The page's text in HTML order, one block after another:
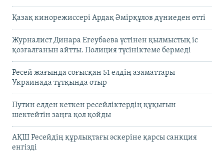
Қазақ кинорежиссері Ардақ Әмірқұлов дүниеден өтті
Журналист Динара Егеубаева үстінен қылмыстық іс
қозғалғанын айтты. Полиция түсініктеме бермеді
Ресей жағында соғысқан 51 елдің азаматтары
Украинада тұтқында отыр
Путин елден кеткен ресейліктердің құқығын
шектейтін заңға қол қойды
АҚШ Ресейдің құрлықтағы әскеріне қарсы санкция
енгізді